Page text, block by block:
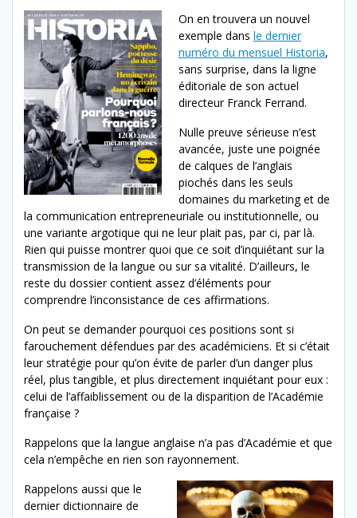
On en trouvera un nouvel
exemple dans le dernier
numéro du mensuel Historia,
sans surprise, dans la ligne
éditoriale de son actuel
directeur Franck Ferrand.
Nulle preuve sérieuse n’est
avancée, juste une poignée
de calques de l’anglais
piochés dans les seuls
domaines du marketing et de
la communication entrepreneuriale ou institutionnelle, ou
une variante argotique qui ne leur plait pas, par ci, par là.
Rien qui puisse montrer quoi que ce soit d’inquiétant sur la
transmission de la langue ou sur sa vitalité. D’ailleurs, le
reste du dossier contient assez d’éléments pour
comprendre l’inconsistance de ces affirmations.
On peut se demander pourquoi ces positions sont si
farouchement défendues par des académiciens. Et si c’était
leur stratégie pour qu’on évite de parler d’un danger plus
réel, plus tangible, et plus directement inquiétant pour eux :
celui de l’affaiblissement ou de la disparition de l’Académie
française ?
Rappelons que la langue anglaise n’a pas d’Académie et que
cela n’empêche en rien son rayonnement.
Rappelons aussi que le
dernier dictionnaire de